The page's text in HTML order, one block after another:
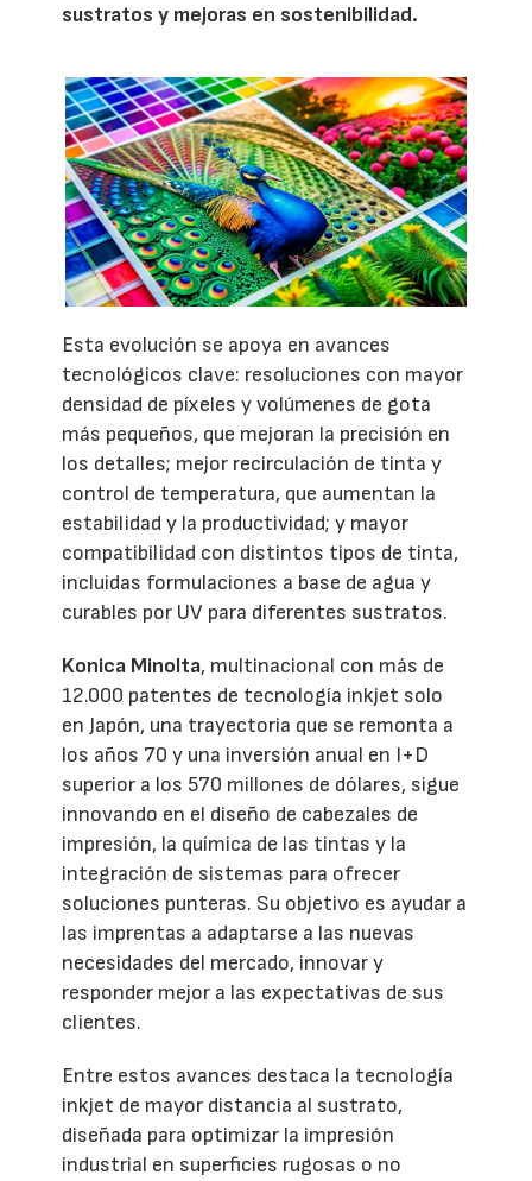
sustratos y mejoras en sostenibilidad.
Esta evolución se apoya en avances
tecnológicos clave: resoluciones con mayor
densidad de píxeles y volúmenes de gota
más pequeños, que mejoran la precisión en
los detalles; mejor recirculación de tinta y
control de temperatura, que aumentan la
estabilidad y la productividad; y mayor
compatibilidad con distintos tipos de tinta,
incluidas formulaciones a base de agua y
curables por UV para diferentes sustratos.
Konica Minolta, multinacional con más de
12.000 patentes de tecnología inkjet solo
en Japón, una trayectoria que se remonta a
los años 70 y una inversión anual en I+D
superior a los 570 millones de dólares, sigue
innovando en el diseño de cabezales de
impresión, la química de las tintas y la
integración de sistemas para ofrecer
soluciones punteras. Su objetivo es ayudar a
las imprentas a adaptarse a las nuevas
necesidades del mercado, innovar y
responder mejor a las expectativas de sus
clientes.
Entre estos avances destaca la tecnología
inkjet de mayor distancia al sustrato,
diseñada para optimizar la impresión
industrial en superficies rugosas o no